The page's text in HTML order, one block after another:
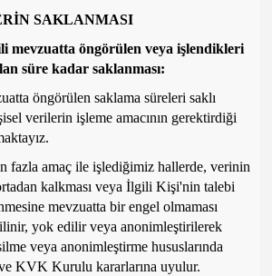
SAKLANMASI
mevzuatta öngörülen veya işlendikleri
süre kadar saklanması:
öngörülen saklama süreleri saklı
verilerin işleme amacının gerektirdiği
fazla amaç ile işlediğimiz hallerde, verinin
kalkması veya İlgili Kişi'nin talebi
mevzuatta bir engel olmaması
yok edilir veya anonimleştirilerek
veya anonimleştirme hususlarında
KVK Kurulu kararlarına uyulur.